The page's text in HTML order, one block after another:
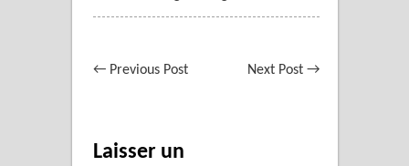
← Previous Post Next Post →
Laisser un